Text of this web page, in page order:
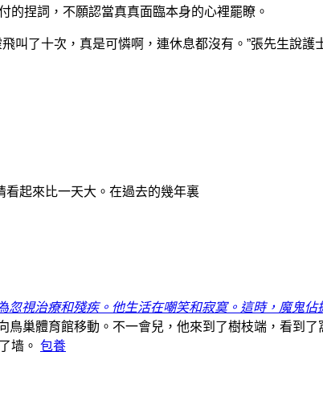
的捏詞，不願認當真真面臨本身的心裡罷瞭。
了十次，真是可憐啊，連休息都沒有。”張先生說護
看起來比一天大。在過去的幾年裏
忽視治療和殘疾。他生活在嘲笑和寂寞。這時，魔鬼佔
鳥巢體育館移動。不一會兒，他來到了樹枝端，看到
墙。 包養